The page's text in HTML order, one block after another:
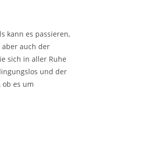
kann es passieren,
aber auch der
sich in aller Ruhe
und der
es um